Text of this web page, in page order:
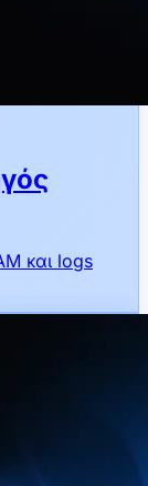
και logs